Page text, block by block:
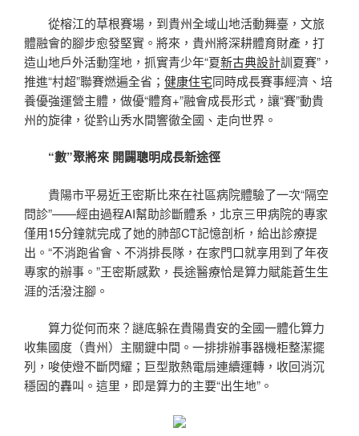
從榕江的草根賽場，到貴州全域山地活動舞臺，文旅
體融會的腳步愈發堅實。將來，貴州將深耕體育財產，打
造山地戶外活動窪地，抓實青少年“夏新古典設計訓夏賽”，
推進“村超”聯賽燃遍全省； 健康住宅同時成長賽事經濟、培
養優強運營主體，做優“體育+”融會成長形式，讓“賽”動貴
州的旋律，從黔山秀水間響徹全國、走向世界。
“數”聚將來 開闢聰明成長新途徑
貴陽市平易近王密斯比來在社區病院體驗了一次“隔空
問診”——經由過程AI幫助診斷體系，北京三甲病院的專家
僅用15分鐘就完成了她的肺部CT記憶剖析，給出診療提
出。“不消跑省會、不消排長隊，在家門口就享用到了年夜
專家的辦事。”王密斯感歎，長途醫療恰是算力賦能蒼生生
涯的活潑注腳。
算力從何而來？謎底躲在貴陽貴安的全國一體化算力
收集國度（貴州）主關鍵中間。一排排辦事器機柜整潔擺
列，唆使燈不斷閃耀；巨型散熱電扇連續運轉，收回消沉
穩固的轟叫。這里，即是算力的主要“出生地”。